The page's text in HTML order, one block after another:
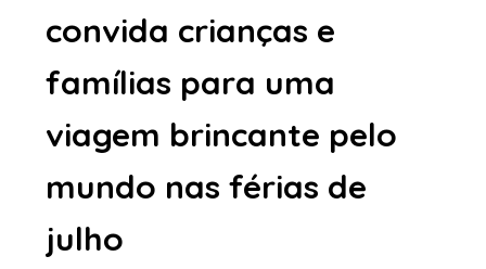
convida crianças e
famílias para uma
viagem brincante pelo
mundo nas férias de
julho